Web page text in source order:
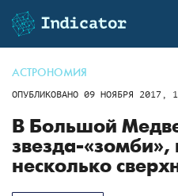
АСТРОНОМИЯ
ОПУБЛИКОВАНО 09 НОЯБРЯ 2017,
В Большой
звезда-
несколько